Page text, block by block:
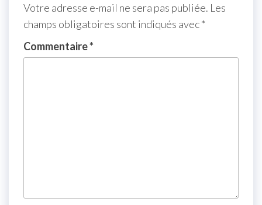
Votre adresse e-mail ne sera pas publiée. Les
champs obligatoires sont indiqués avec*
Commentaire*